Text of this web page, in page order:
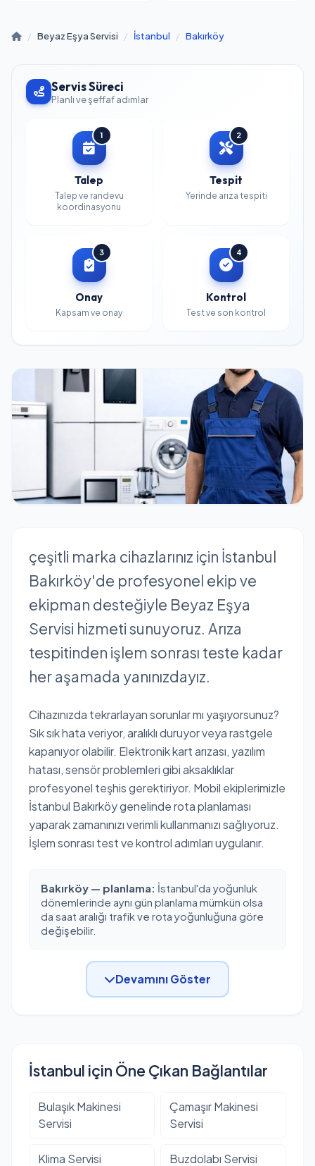
/ Beyaz Eşya Servisi / İstanbul / Bakırköy
Servis Süreci
Planlı ve şeffaf adımlar
1
Talep
Talep ve randevu
koordinasyonu
2
Tespit
Yerinde arıza tespiti
3
Onay
Kapsam ve onay
4
Kontrol
Test ve son kontrol
çeşitli marka cihazlarınız için İstanbul
Bakırköy'de profesyonel ekip ve
ekipman desteğiyle Beyaz Eşya
Servisi hizmeti sunuyoruz. Arıza
tespitinden işlem sonrası teste kadar
her aşamada yanınızdayız.
Cihazınızda tekrarlayan sorunlar mı yaşıyorsunuz?
Sık sık hata veriyor, aralıklı duruyor veya rastgele
kapanıyor olabilir. Elektronik kart arızası, yazılım
hatası, sensör problemleri gibi aksaklıklar
profesyonel teşhis gerektiriyor. Mobil ekiplerimizle
İstanbul Bakırköy genelinde rota planlaması
yaparak zamanınızı verimli kullanmanızı sağlıyoruz.
İşlem sonrası test ve kontrol adımları uygulanır.
Bakırköy — planlama: İstanbul'da yoğunluk
dönemlerinde aynı gün planlama mümkün olsa
da saat aralığı trafik ve rota yoğunluğuna göre
değişebilir.
Devamını Göster
İstanbul için Öne Çıkan Bağlantılar
Bulaşık Makinesi
Servisi
Çamaşır Makinesi
Servisi
Klima Servisi Buzdolabı Servisi